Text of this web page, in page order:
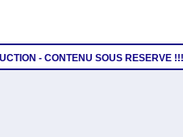
- CONTENU SOUS RESERVE !!!